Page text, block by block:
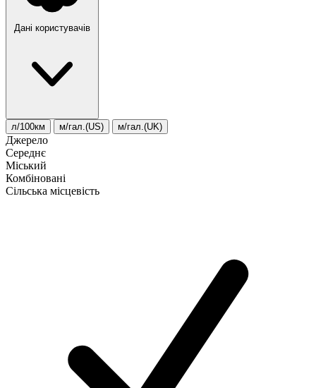
Дані користувачів
л/100км м/гал.(US) м/гал.(UK)
Джерело
Середнє
Міський
Комбіновані
Сільська місцевість